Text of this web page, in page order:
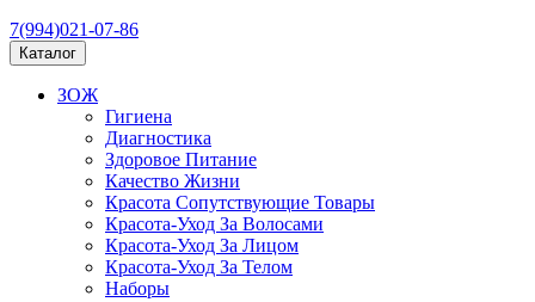
7(994)021-07-86
Каталог
ЗОЖ
Гигиена
Диагностика
Здоровое Питание
Качество Жизни
Красота Сопутствующие Товары
Красота-Уход За Волосами
Красота-Уход За Лицом
Красота-Уход За Телом
Наборы